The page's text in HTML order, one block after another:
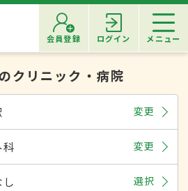
会員登録 ログイン メニュー
のクリニック・病院
変更
科 変更
選択